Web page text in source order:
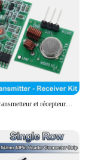
DIYTZT-Transmetteur et récepteur RF 433Mhz, électronique intelligente, kit de liaison technique pour ardu37/ ARM/MCU WL, bricolage 315 Z/433 Z successifs sans fil